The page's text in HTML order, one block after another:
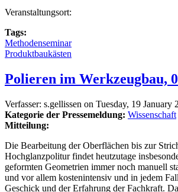
Veranstaltungsort:
Tags:
Methodenseminar
Produktbaukästen
Polieren im Werkzeugbau,
Verfasser: s.gellissen on Tuesday, 19 January
Kategorie der Pressemeldung: Wissenschaft
Mitteilung:
Die Bearbeitung der Oberflächen bis zur
Hochglanzpolitur findet heutzutage
geformten Geometrien immer noch manuell
und vor allem kostenintensiv und in jedem
Geschick und der Erfahrung der Fachkraft.